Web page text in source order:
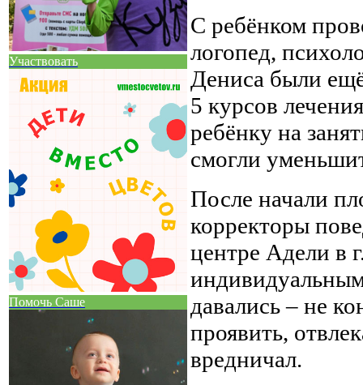
Участвовать
Помочь Саше
С ребёнком
логопед,
Дениса были
5 курсов
ребёнку на
смогли
После начали
корректоры
центре Адели в
давались – не
проявить,
вредничал.